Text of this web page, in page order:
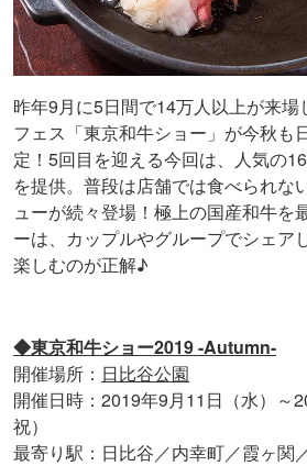
昨年9月に5日間で14万人以上が来
フェス「東京和牛ショー」が今秋も
定！5回目を迎える今回は、人気の
を提供。普段は店舗では食べられな
ューが続々登場！極上の国産和牛を
ーは、カップルやグループでシェア
楽しむのが正解♪
◆東京和牛ショー2019 -Autumn-
開催場所： 日比谷公園
開催日時：2019年9月11日（水）～
祝）
最寄り駅：日比谷／内幸町／霞ヶ関